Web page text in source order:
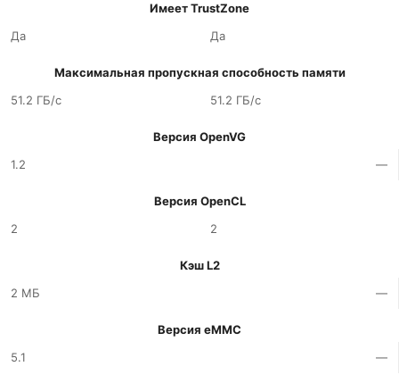
Имеет TrustZone
Да
Да
Максимальная пропускная способность памяти
51.2 ГБ/с
51.2 ГБ/с
Версия OpenVG
1.2
—
Версия OpenCL
2
2
Кэш L2
2 МБ
—
Версия eMMC
5.1
—